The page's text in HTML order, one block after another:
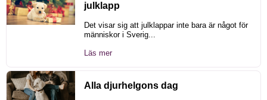
julklapp
Det visar sig att julklappar inte bara är något för
människor i Sverig...
Läs mer
Alla djurhelgons dag